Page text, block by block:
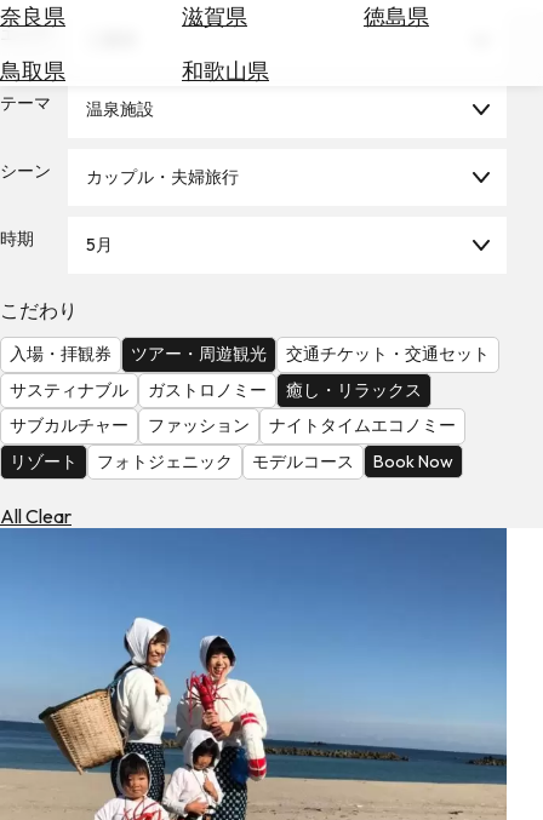
奈良県
滋賀県
徳島県
鳥取県
和歌山県
テ
を
る
エリア
テーマ 温泉施設
シーン カップル・夫婦旅行
時期 5月
こだわり
入場・拝観券 ツアー・周遊観光
交通チケット・交通セット
サスティナブル
ガストロノミー
癒し・リラックス
サブカルチャー
ファッション
ナイトタイムエコノミー
リゾート
フォトジェニック モデルコース Book Now
All Clear